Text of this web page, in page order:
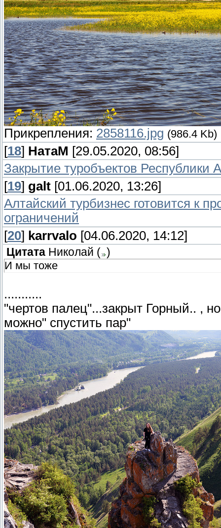
Прикрепления: 2858116.jpg (986.4 Kb)
[18] НатаМ [29.05.2020, 08:56]
Закрытие туробъектов Республики
[19] galt [01.06.2020, 13:26]
Алтайский турбизнес готовится к
ограничений
[20] karrvalo [04.06.2020, 14:12]
Цитата Николай ( )
И мы тоже
...........
"чертов палец"...закрыт Горный.. ,
можно" спустить пар"